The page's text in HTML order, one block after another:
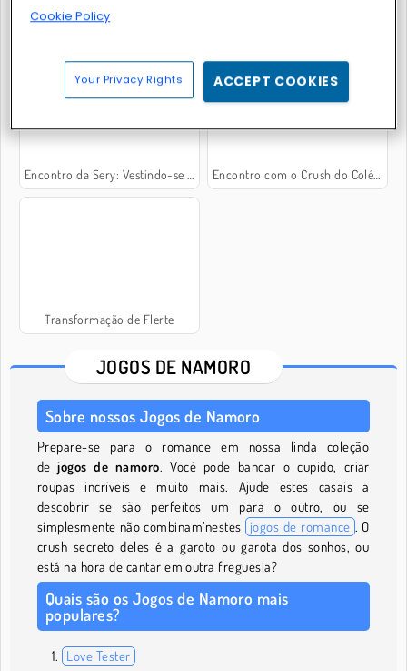
Encontro da Sery: Vestindo-se Lindamente Encontro com o Crush do Colégio
Transformação de Flerte
JOGOS DE NAMORO
Sobre nossos Jogos de Namoro
Prepare-se para o romance em nossa linda coleção
dejogos de namoro. Você pode bancar o cupido, criar
roupas incríveis e muito mais. Ajude estes casais a
descobrir se são perfeitos um para o outro, ou se
simplesmente não combinam’nestes jogos de romance . O
crush secreto deles é a garoto ou garota dos sonhos, ou
está na hora de cantar em outra freguesia?
Quais são os Jogos de Namoro mais
populares?
Love Tester
Cookie Policy
Your Privacy Rights ACCEPT COOKIES